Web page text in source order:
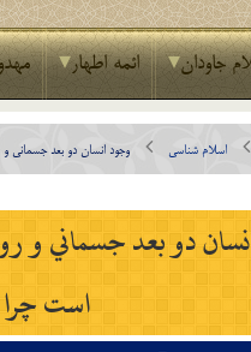
جاودان ائمه اطهار
اسلام شناسی وجود انسان دو بعد جسماني
دو بعد جسماني و
است